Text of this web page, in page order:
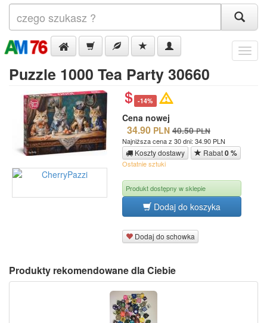
Menu
Puzzle 1000 Tea Party 30660
-14%
Cena nowej
34.90 PLN 40.50 PLN
Najniższa cena z 30 dni: 34.90 PLN
Koszty dostawy Rabat0 %
Ostatnie sztuki
Produkt dostępny w sklepie
Dodaj do koszyka
Dodaj do schowka
Produkty rekomendowane dla Ciebie